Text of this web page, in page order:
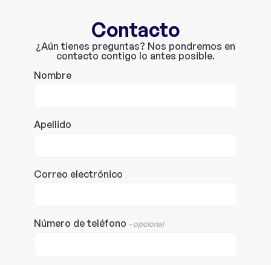
Contacto
¿Aún tienes preguntas? Nos pondremos en
contacto contigo lo antes posible.
Nombre
Apellido
Correo electrónico
Número de teléfono - opcional